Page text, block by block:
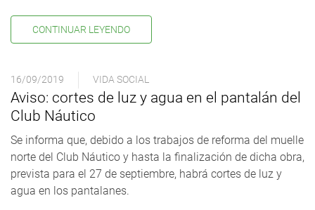
CONTINUAR LEYENDO
16/09/2019 VIDA SOCIAL
Aviso: cortes de luz y agua en el pantalán del
Club Náutico
Se informa que, debido a los trabajos de reforma del muelle
norte del Club Náutico y hasta la finalización de dicha obra,
prevista para el 27 de septiembre, habrá cortes de luz y
agua en los pantalanes.